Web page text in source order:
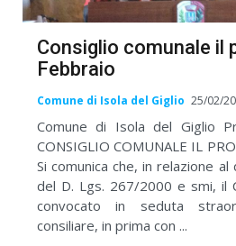
Consiglio comunale il
Febbraio
Comune di Isola del Giglio 25/02/
Comune di Isola del Giglio
CONSIGLIO COMUNALE IL
Si comunica che, in relazione
del D. Lgs. 267/2000 e smi, il
convocato in seduta
consiliare, in prima con ...